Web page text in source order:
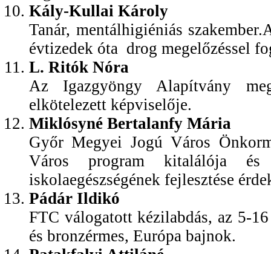
Kály-Kullai Károly
Tanár, mentálhigiéniás
évtizedek óta drog megelőzéssel
L. Ritók Nóra
Az Igazgyöngy Alapítvány
elkötelezett képviselője.
Miklósyné Bertalanfy Mária
Győr Megyei Jogú Város
Város program kitalálója
iskolaegészségének fejlesztése
Pádár Ildikó
FTC válogatott kézilabdás, az 5-
és bronzérmes, Európa bajnok.